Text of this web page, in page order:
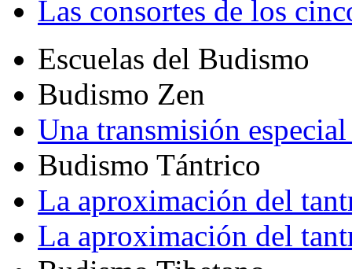
Las consortes de los
Escuelas del Budismo
Budismo Zen
Una transmisión
Budismo Tántrico
La aproximación del
La aproximación del